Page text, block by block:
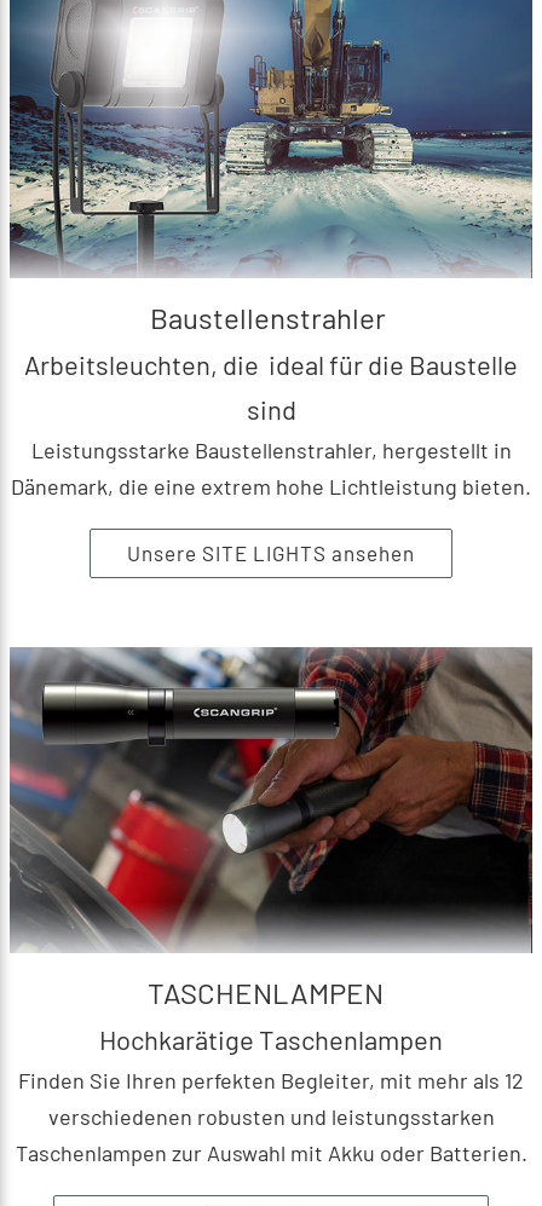
Baustellenstrahler
Arbeitsleuchten, die ideal für die Baustelle
sind
Leistungsstarke Baustellenstrahler, hergestellt in
Dänemark, die eine extrem hohe Lichtleistung bieten.
Unsere SITE LIGHTS ansehen
TASCHENLAMPEN
Hochkarätige Taschenlampen
Finden Sie Ihren perfekten Begleiter, mit mehr als 12
verschiedenen robusten und leistungsstarken
Taschenlampen zur Auswahl mit Akku oder Batterien.